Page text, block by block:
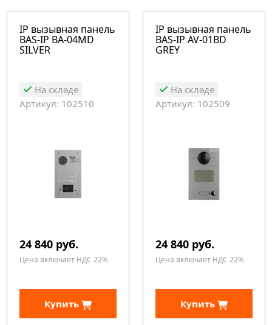
IP вызывная панель
BAS-IP BA-04MD
SILVER
На складе
Артикул: 102510
24 840 руб.
Цена включает НДС 22%
Купить
IP вызывная панель
BAS-IP AV-01BD
GREY
На складе
Артикул: 102509
24 840 руб.
Цена включает НДС 22%
Купить